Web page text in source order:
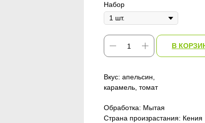
Набор
В
Вкус: апельсин,
карамель, томат
Обработка: Мытая
Страна произрастания: Кения